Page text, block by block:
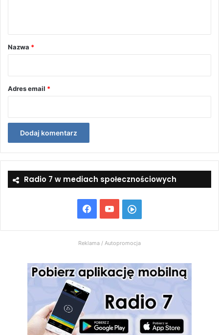
rNazwa *
Adres email *
Radio 7 w mediach społecznościowych
Facebook
YouTubeWłącz
Radio
7
Reklama / Autopromocja